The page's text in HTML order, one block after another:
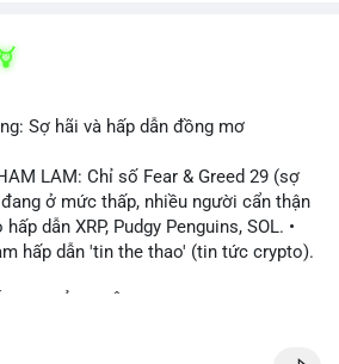
Sợ hãi và hấp dẫn đồng mơ
LAM: Chỉ số Fear & Greed 29 (sợ
ở mức thấp, nhiều người cẩn thận
dẫn XRP, Pudgy Penguins, SOL. •
hấp dẫn 'tin the thao' (tin tức crypto).
đề 'tô thị ty na' (tỷ giá) và 'giao thông'